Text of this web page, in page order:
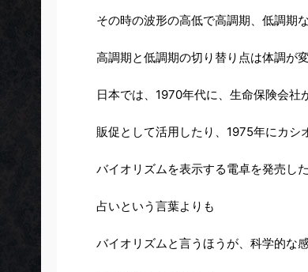
その時の波形の高低で高調期、低調期
高調期と低調期の切り替り点は体調が
日本では、1970年代に、生命保険会社
販促として活用したり、1975年にカシ
バイオリズムを表示する電卓を発売し
占いという言葉よりも
バイオリズムと言うほうが、 科学的な